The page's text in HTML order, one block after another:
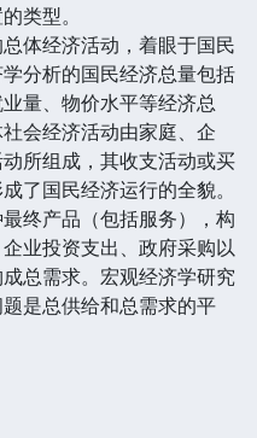
类型。
经济活动，着眼于国民
分析的国民经济总量包括
量、物价水平等经济总
会经济活动由家庭、企
所组成，其收支活动或买
了国民经济运行的全貌。
终产品（包括服务），构
业投资支出、政府采购以
总需求。宏观经济学研究
是总供给和总需求的平